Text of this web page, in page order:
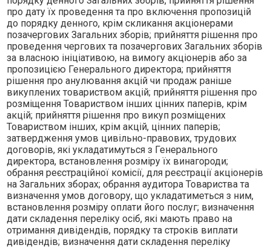
про дату їх проведення та про включення пропозицiй
до порядку денного, крiм скликання акцiонерами
позачергових Загальних зборiв; прийняття рiшення про
проведення чергових та позачергових Загальних зборiв
за власною iнiцiативою, на вимогу акцiонерiв або за
пропозицiєю Генерального директора; прийняття
рiшення про анулювання акцiй чи продаж ранiше
викуплених товариством акцiй; прийняття рiшення про
розмiщення Товариством iнших цiнних паперiв, крiм
акцiй; прийняття рiшення про викуп розмiщених
Товариством iнших, крiм акцiй, цiнних паперiв;
затвердження умов цивiльно-правових, трудових
договорiв, якi укладатимуться з Генерального
директора, встановлення розмiру їх винагороди;
обрання реєстрацiйної комiсiї, для реєстрацiї акцiонерiв
на Загальних зборах; обрання аудитора Товариства та
визначення умов договору, що укладатиметься з ним,
встановлення розмiру оплати його послуг; визначення
дати складення перелiку осiб, якi мають право на
отримання дивiдендiв, порядку та строкiв виплати
дивiдендiв; визначення дати складення перелiку